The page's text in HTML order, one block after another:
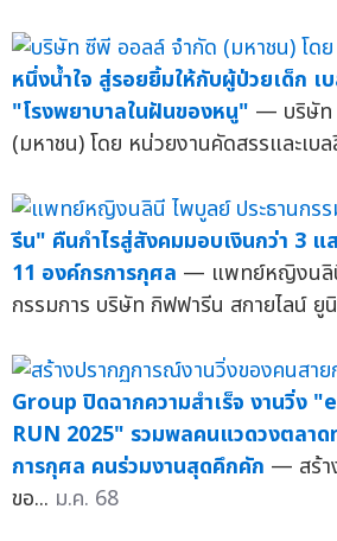
หนึ่งน้ำใจ สู่รอยยิ้มให้กับผู้ป่วยเด็ก
"โรงพยาบาลในฝันของหนู" — บริษัท
(มหาชน) โดย หน่วยงานคัดสรรและเบล
รีน" คืนกำไรสู่สังคมมอบเงินกว่า 3
11 องค์กรการกุศล — แพทย์หญิงนลินี
กรรมการ บริษัท กิฟฟารีน สกายไลน์ ยู
Group ปิดฉากความสำเร็จ งานวิ่ง
RUN 2025" รวมพลคนแวดวงตลาด
การกุศล คนร่วมงานสุดคึกคัก — สร้า
ขอ... ม.ค. 68